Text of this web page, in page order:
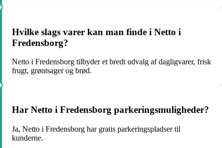
Hvilke slags varer kan man finde i Netto i
Fredensborg?
Netto i Fredensborg tilbyder et bredt udvalg af dagligvarer, frisk
frugt, grøntsager og brød.
Har Netto i Fredensborg parkeringsmuligheder?
Ja, Netto i Fredensborg har gratis parkeringspladser til
kunderne.